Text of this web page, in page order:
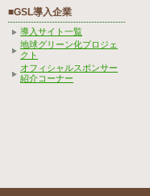
■GSL導入企業
導入サイト一覧
地球グリーン化プロジェ
クト
オフィシャルスポンサー
紹介コーナー